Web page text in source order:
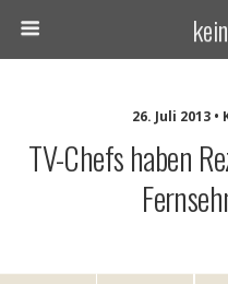
26. Juli 2013
TV-Chefs haben